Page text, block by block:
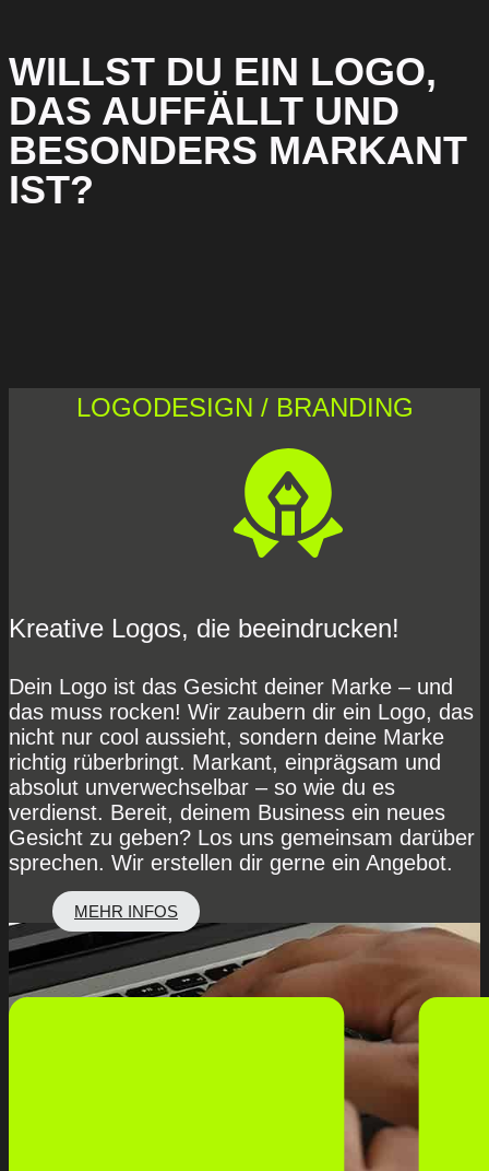
WILLST DU EIN LOGO,
DAS AUFFÄLLT UND
BESONDERS MARKANT
IST?
LOGODESIGN / BRANDING
Kreative Logos, die beeindrucken!
Dein Logo ist das Gesicht deiner Marke – und
das muss rocken! Wir zaubern dir ein Logo, das
nicht nur cool aussieht, sondern deine Marke
richtig rüberbringt. Markant, einprägsam und
absolut unverwechselbar – so wie du es
verdienst. Bereit, deinem Business ein neues
Gesicht zu geben? Los uns gemeinsam darüber
sprechen. Wir erstellen dir gerne ein Angebot.
MEHR INFOS